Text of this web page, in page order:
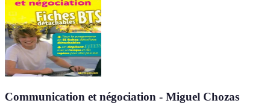
Communication et négociation - Miguel Chozas